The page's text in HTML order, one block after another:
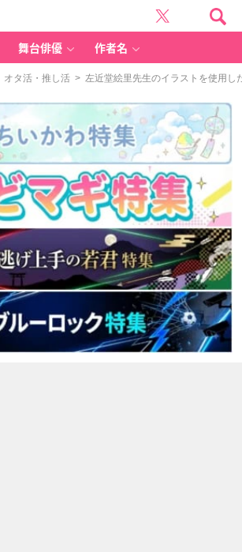
舞台俳優 作者名
オタ活・推し活 > 左近堂絵里先生のイラストを使用し